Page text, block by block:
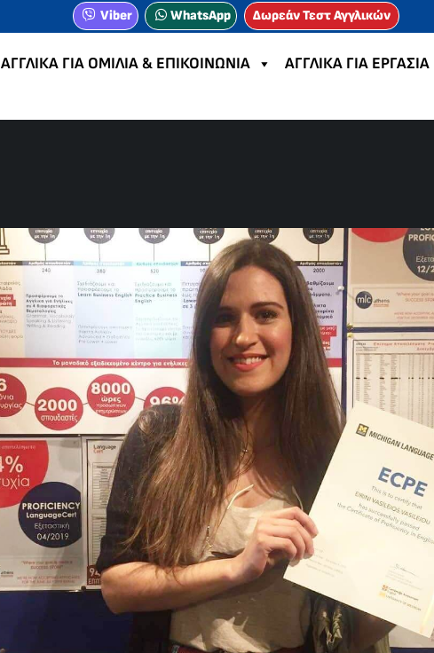
Viber WhatsApp Δωρεάν Τεστ Αγγλικών
ΑΓΓΛΙΚΑ ΓΙΑ ΟΜΙΛΙΑ & ΕΠΙΚΟΙΝΩΝΙΑ ΑΓΓΛΙΚΑ ΓΙΑ ΕΡΓΑΣΙΑ